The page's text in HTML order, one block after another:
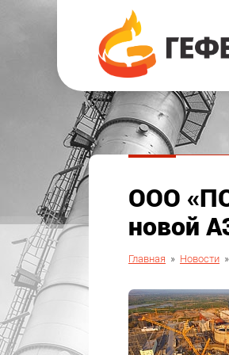
ООО «ПО
новой
Главная » Новости »